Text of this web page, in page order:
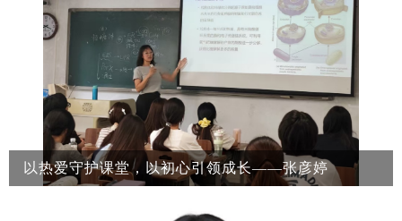
以热爱守护课堂，以初心引领成长——张彦婷